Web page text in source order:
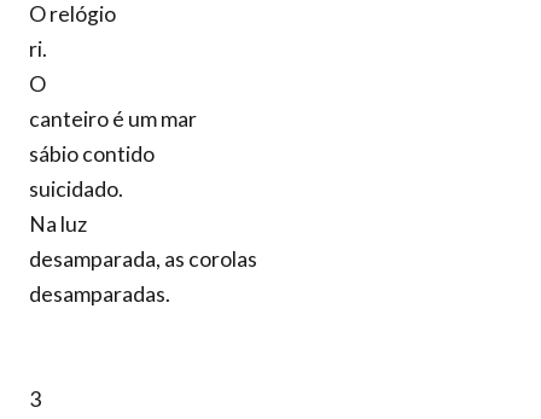
O relógio
ri.
O
canteiro é um mar
sábio contido
suicidado.
Na luz
desamparada, as corolas
desamparadas.
3